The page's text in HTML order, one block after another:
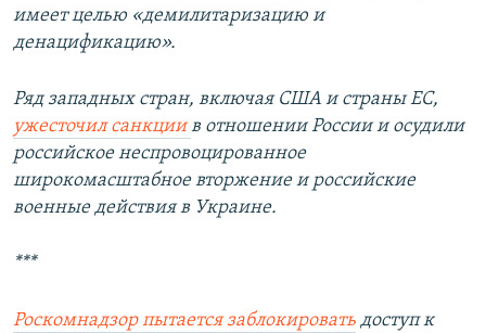
имеет целью «демилитаризацию и
денацификацию».
Ряд западных стран, включая США и страны ЕС,
ужесточил санкциив отношении России и осудили
российское неспровоцированное
широкомасштабное вторжение и российские
военные действия в Украине.
***
Роскомнадзор пытается заблокировать доступ к